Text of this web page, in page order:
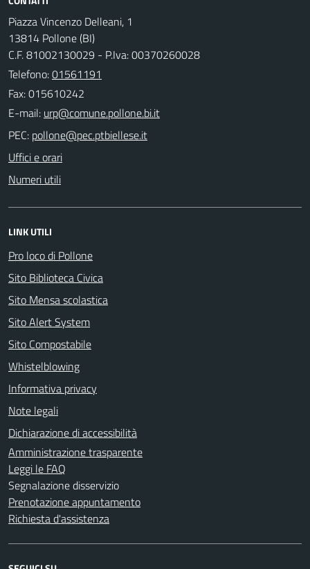
Piazza Vincenzo Delleani, 1
13814 Pollone (BI)
C.F. 81002130029 - P.Iva: 00370260028
Telefono:01561191
Fax: 015610242
E-mail:
PEC:
Uffici e orari
Numeri utili
LINK UTILI
Pro loco di Pollone
Sito Biblioteca Civica
Sito Mensa scolastica
Sito Alert System
Sito Compostabile
Whistelblowing
Informativa privacy
Note legali
Dichiarazione di accessibilità
Amministrazione trasparente
Leggi le FAQ
Segnalazione disservizio
Prenotazione appuntamento
Richiesta d'assistenza